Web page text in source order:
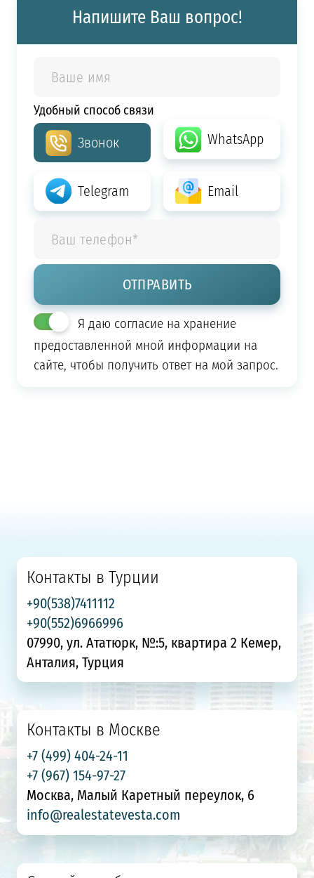
Напишите Ваш вопрос!
Удобный способ связи
Звонок WhatsApp
Telegram Email
Я даю согласие на хранение
предоставленной мной информации на
сайте, чтобы получить ответ на мой запрос.
Контакты в Турции
+90(538)7411112
+90(552)6966996
07990, ул. Ататюрк, №:5, квартира 2 Кемер,
Анталия, Турция
Контакты в Москве
+7 (499) 404-24-11
+7 (967) 154-97-27
Москва, Малый Каретный переулок, 6
info@realestatevesta.com